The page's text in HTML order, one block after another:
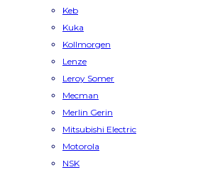
Keb
Kuka
Kollmorgen
Lenze
Leroy Somer
Mecman
Merlin Gerin
Mitsubishi Electric
Motorola
NSK